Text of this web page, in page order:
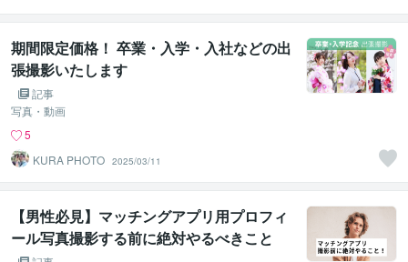
期間限定価格！ 卒業・入学・入社などの出
張撮影いたします
記事
写真・動画
5
KURA PHOTO 2025/03/11
【男性必見】マッチングアプリ用プロフィ
ール写真撮影する前に絶対やるべきこと